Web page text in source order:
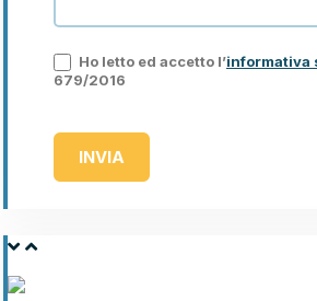
Ho letto ed accetto l’informativa
679/2016
INVIA